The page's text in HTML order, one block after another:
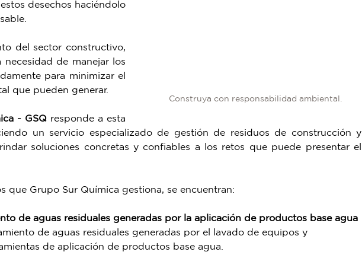
Construya con responsabilidad ambiental.
desechos haciéndolo
del sector constructivo,
necesidad de manejar los
para minimizar el
que pueden generar.
- GSQ responde a esta
un servicio especializado de gestión de residuos de construcción y
soluciones concretas y confiables a los retos que puede presentar el
que Grupo Sur Química gestiona, se encuentran:
de aguas residuales generadas por la aplicación de productos base agua
de aguas residuales generadas por el lavado de equipos y
de aplicación de productos base agua.